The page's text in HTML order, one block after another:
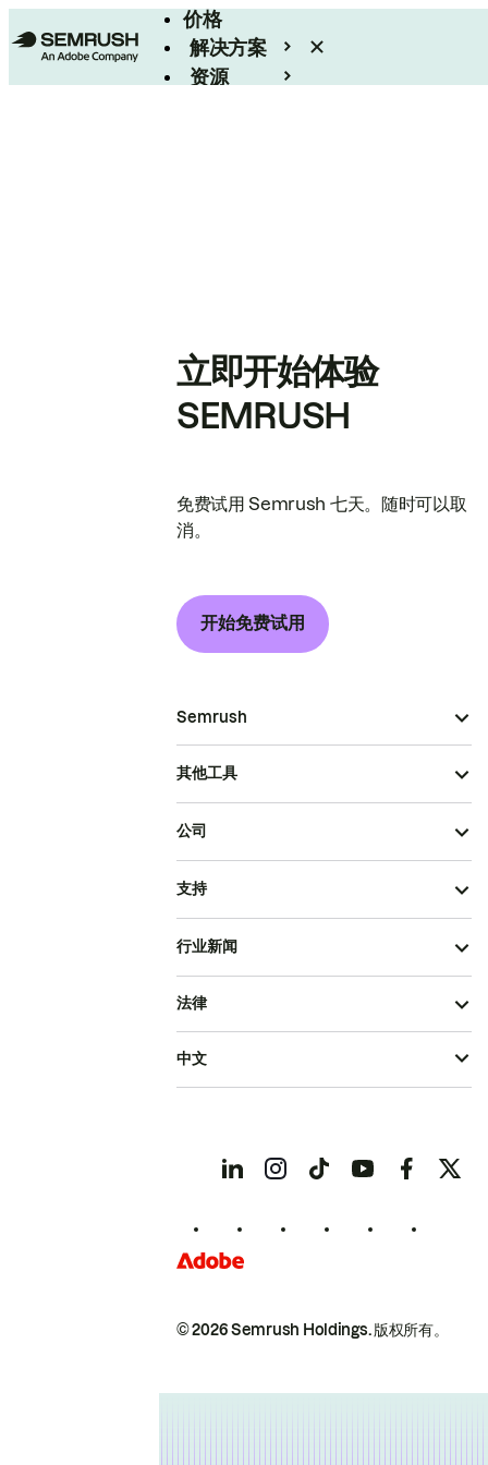
价格
解决方案
资源
立即开始体验
SEMRUSH
免费试用 Semrush 七天。随时可以取
消。
开始免费试用
Semrush
其他工具
公司
支持
行业新闻
© 2026 Semrush Holdings.版权所有。
法律
中文